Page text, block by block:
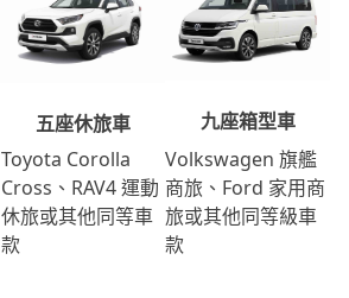
五座休旅車
Toyota Corolla
Cross、RAV4 運動
休旅或其他同等車
款
九座箱型車
Volkswagen 旗艦
商旅、Ford 家用商
旅或其他同等級車
款